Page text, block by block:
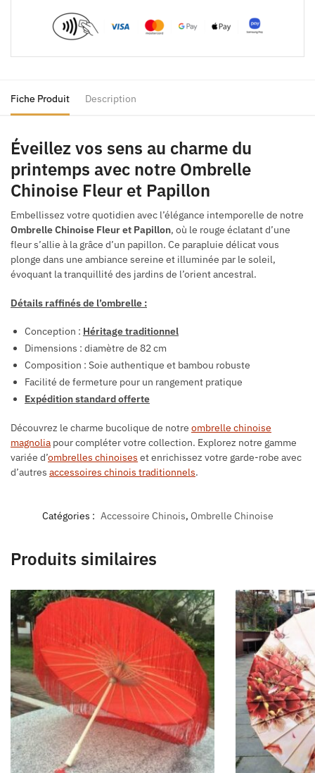
Fiche Produit Description
Éveillez vos sens au charme du
printemps avec notre Ombrelle
Chinoise Fleur et Papillon
Embellissez votre quotidien avec l’élégance intemporelle de notre
Ombrelle Chinoise Fleur et Papillon, où le rouge éclatant d’une
fleur s’allie à la grâce d’un papillon. Ce parapluie délicat vous
plonge dans une ambiance sereine et illuminée par le soleil,
évoquant la tranquillité des jardins de l’orient ancestral.
Détails raffinés de l’ombrelle :
Conception : Héritage traditionnel
Dimensions : diamètre de 82 cm
Composition : Soie authentique et bambou robuste
Facilité de fermeture pour un rangement pratique
Expédition standard offerte
Découvrez le charme bucolique de notre ombrelle chinoise
magnolia pour compléter votre collection. Explorez notre gamme
variée d’ombrelles chinoises et enrichissez votre garde-robe avec
d’autres accessoires chinois traditionnels.
Catégories : Accessoire Chinois, Ombrelle Chinoise
Produits similaires